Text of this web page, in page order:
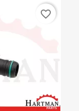
favorite_border